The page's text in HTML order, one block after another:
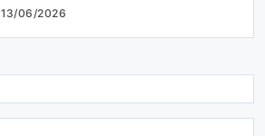
13/06/2026